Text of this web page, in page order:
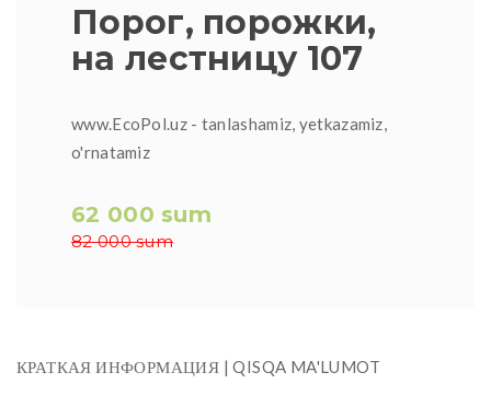
Порог, порожки,
на лестницу 107
www.EcoPol.uz - tanlashamiz, yetkazamiz,
o'rnatamiz
62 000 sum
82 000 sum
КРАТКАЯ ИНФОРМАЦИЯ | QISQA MA'LUMOT